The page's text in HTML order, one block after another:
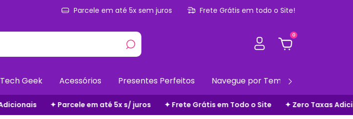
Parcele em até 5x sem juros Frete Grátis em todo o Site!
0
Tech Geek Acessórios Presentes Perfeitos Navegue por Temas
✦ Parcele em até 5x s/ juros ✦ Frete Grátis em Todo o Site ✦ Zero Taxas Adicionais ✦